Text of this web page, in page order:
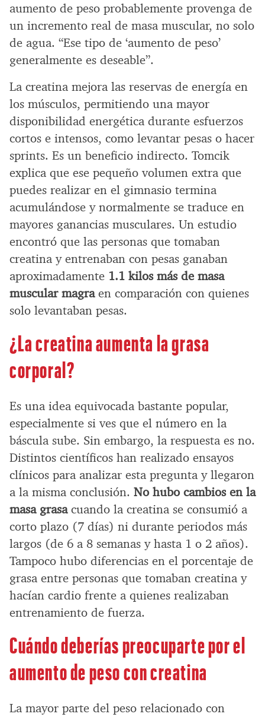
aumento de peso probablemente provenga de
un incremento real de masa muscular, no solo
de agua. “Ese tipo de ‘aumento de peso’
generalmente es deseable”.
La creatina mejora las reservas de energía en
los músculos, permitiendo una mayor
disponibilidad energética durante esfuerzos
cortos e intensos, como levantar pesas o hacer
sprints. Es un beneficio indirecto. Tomcik
explica que ese pequeño volumen extra que
puedes realizar en el gimnasio termina
acumulándose y normalmente se traduce en
mayores ganancias musculares. Un estudio
encontró que las personas que tomaban
creatina y entrenaban con pesas ganaban
aproximadamente 1.1 kilos más de masa
muscular magraen comparación con quienes
solo levantaban pesas.
¿La creatina aumenta la grasa
corporal?
Es una idea equivocada bastante popular,
especialmente si ves que el número en la
báscula sube. Sin embargo, la respuesta es no.
Distintos científicos han realizado ensayos
clínicos para analizar esta pregunta y llegaron
a la misma conclusión. No hubo cambios en la
masa grasacuando la creatina se consumió a
corto plazo (7 días) ni durante periodos más
largos (de 6 a 8 semanas y hasta 1 o 2 años).
Tampoco hubo diferencias en el porcentaje de
grasa entre personas que tomaban creatina y
hacían cardio frente a quienes realizaban
entrenamiento de fuerza.
Cuándo deberías preocuparte por el
aumento de peso con creatina
La mayor parte del peso relacionado con